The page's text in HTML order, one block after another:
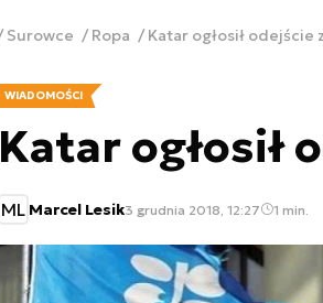
Surowce Ropa Katar ogłosił odejście
WIADOMOŚCI
Katar ogłosił
ML Marcel Lesik3 grudnia 2018, 12:27 1 min.